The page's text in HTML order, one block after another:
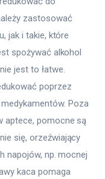
zastosować
jak i takie, które
spożywać alkohol
jest to łatwe.
poprzez
Poza
aptece, pomocne są
się, orzeźwiający
napojów, np. mocnej
kaca pomaga